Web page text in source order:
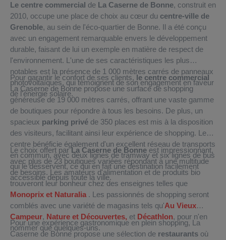
Le centre commercial de La Caserne de Bonne, construit en
2010, occupe une place de choix au cœur du centre-ville de
Grenoble, au sein de l'éco-quartier de Bonne. Il a été conçu
avec un engagement remarquable envers le développement
durable, faisant de lui un exemple en matière de respect de
l'environnement. L'une de ses caractéristiques les plus
notables est la présence de 1 000 mètres carrés de panneaux
photovoltaïques, qui témoignent de son engagement en faveur
de l'énergie solaire.
Pour garantir le confort de ses clients, le centre commercial
La Caserne de Bonne propose une surface de shopping
généreuse de 19 000 mètres carrés, offrant une vaste gamme
de boutiques pour répondre à tous les besoins. De plus, un
spacieux parking privé de 350 places est mis à la disposition
des visiteurs, facilitant ainsi leur expérience de shopping. Le
centre bénéficie également d'un excellent réseau de transports
en commun, avec deux lignes de tramway et six lignes de bus
qui le desservent, ce qui en fait une destination facilement
accessible depuis toute la ville.
Le choix offert parLa Caserne de Bonne est impressionnant,
avec plus de 23 boutiques variées répondant à une multitude
de besoins. Les amateurs d'alimentation et de produits bio
trouveront leur bonheur chez des enseignes telles que
Monoprix et Naturalia . Les passionnés de shopping seront
comblés avec une variété de magasins tels qu'Au Vieux
Campeur, Nature et Découvertes, et Décathlon, pour n'en
nommer que quelques-uns.
Pour une expérience gastronomique en plein shopping, La
Caserne de Bonne propose une sélection de restaurants où